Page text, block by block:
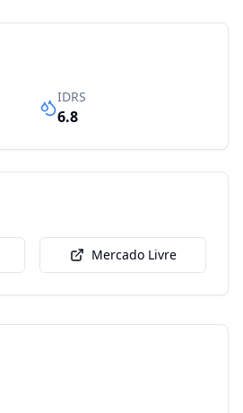
IDRS
6.8
Mercado Livre